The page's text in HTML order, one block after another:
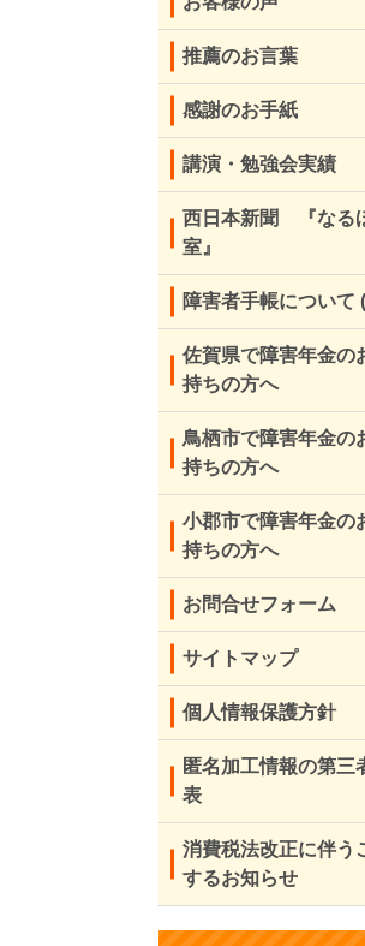
推薦のお言葉
感謝のお手紙
講演・勉強会実績
西日本新聞 『なる
室』
障害者手帳について
佐賀県で障害年金の
持ちの方へ
鳥栖市で障害年金の
持ちの方へ
小郡市で障害年金の
持ちの方へ
お問合せフォーム
サイトマップ
個人情報保護方針
匿名加工情報の第三
表
消費税法改正に伴う
するお知らせ